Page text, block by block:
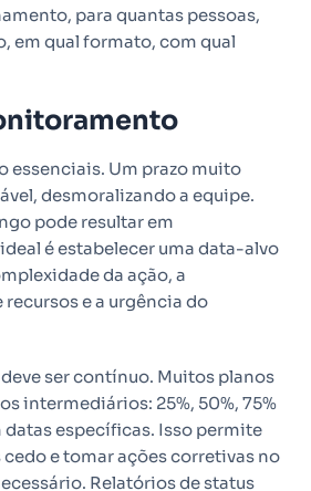
para quantas pessoas,
em qual formato, com qual
essenciais. Um prazo muito
desmoralizando a equipe.
pode resultar em
é estabelecer uma data-alvo
da ação, a
e a urgência do
ser contínuo. Muitos planos
intermediários: 25%, 50%, 75%
específicas. Isso permite
e tomar ações corretivas no
Relatórios de status